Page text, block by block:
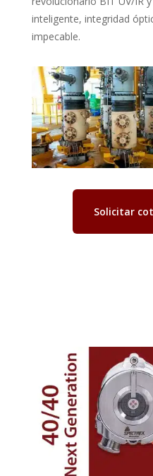
inteligente, integridad
impecable.
Solicitar